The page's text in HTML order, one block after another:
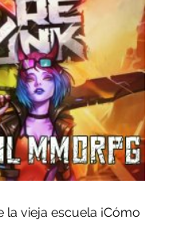
la vieja escuela ¡Cómo